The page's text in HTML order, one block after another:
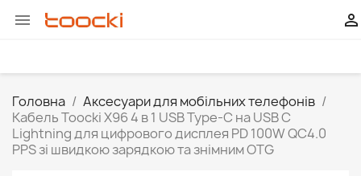
 
Головна
Аксесуари для мобільних телефонів
Кабель Toocki X96 4 в 1 USB Type-C на USB C
Lightning для цифрового дисплея PD 100W QC4.0
PPS зі швидкою зарядкою та знімним OTG